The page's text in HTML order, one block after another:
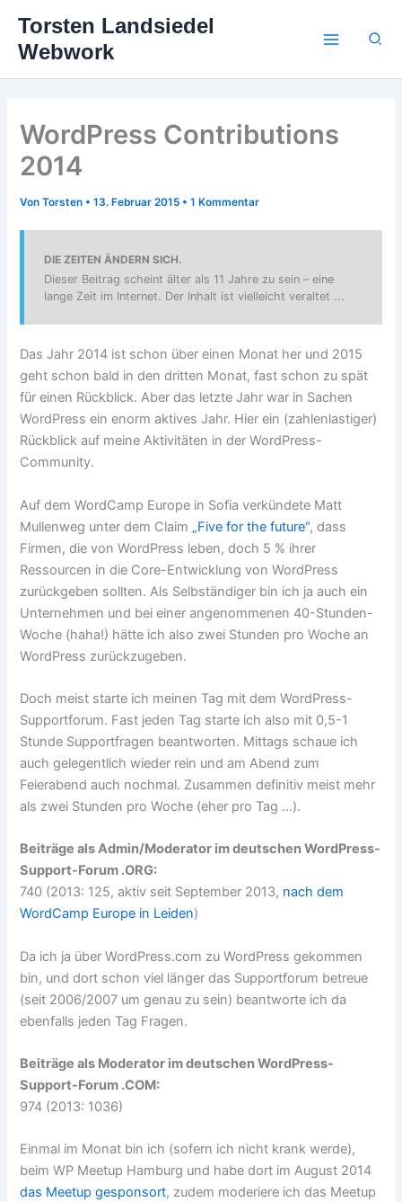
Inhalt
springen
Torsten Landsiedel
Webwork
WordPress Contributions
2014
VonTorsten •13. Februar 2015 •1 Kommentar
DIE ZEITEN ÄNDERN SICH.
Dieser Beitrag scheint älter als 11 Jahre zu sein – eine
lange Zeit im Internet. Der Inhalt ist vielleicht veraltet ...
Das Jahr 2014 ist schon über einen Monat her und 2015
geht schon bald in den dritten Monat, fast schon zu spät
für einen Rückblick. Aber das letzte Jahr war in Sachen
WordPress ein enorm aktives Jahr. Hier ein (zahlenlastiger)
Rückblick auf meine Aktivitäten in der WordPress-
Community.
Auf dem WordCamp Europe in Sofia verkündete Matt
Mullenweg unter dem Claim „Five for the future“, dass
Firmen, die von WordPress leben, doch 5 % ihrer
Ressourcen in die Core-Entwicklung von WordPress
zurückgeben sollten. Als Selbständiger bin ich ja auch ein
Unternehmen und bei einer angenommenen 40-Stunden-
Woche (haha!) hätte ich also zwei Stunden pro Woche an
WordPress zurückzugeben.
Doch meist starte ich meinen Tag mit dem WordPress-
Supportforum. Fast jeden Tag starte ich also mit 0,5-1
Stunde Supportfragen beantworten. Mittags schaue ich
auch gelegentlich wieder rein und am Abend zum
Feierabend auch nochmal. Zusammen definitiv meist mehr
als zwei Stunden pro Woche (eher pro Tag …).
Beiträge als Admin/Moderator im deutschen WordPress-
Support-Forum .ORG:
740 (2013: 125, aktiv seit September 2013, nach dem
WordCamp Europe in Leiden)
Da ich ja über WordPress.com zu WordPress gekommen
bin, und dort schon viel länger das Supportforum betreue
(seit 2006/2007 um genau zu sein) beantworte ich da
ebenfalls jeden Tag Fragen.
Beiträge als Moderator im deutschen WordPress-
Support-Forum .COM:
974 (2013: 1036)
Einmal im Monat bin ich (sofern ich nicht krank werde),
beim WP Meetup Hamburg und habe dort im August 2014
das Meetup gesponsort, zudem moderiere ich das Meetup